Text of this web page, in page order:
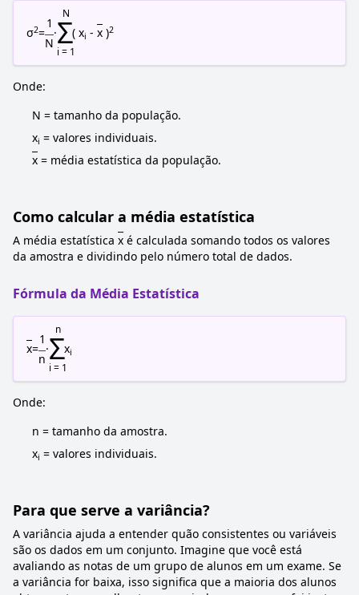
σ2=
1
N
·
N
Σ
i = 1
( xi - x )2
Onde:
N = tamanho da população.
xi = valores individuais.
x = média estatística da população.
Como calcular a média estatística
A média estatística x é calculada somando todos os valores
da amostra e dividindo pelo número total de dados.
Fórmula da Média Estatística
x=
1
n
·
n
Σ
i = 1
xi
Onde:
n = tamanho da amostra.
xi = valores individuais.
Para que serve a variância?
A variância ajuda a entender quão consistentes ou variáveis
são os dados em um conjunto. Imagine que você está
avaliando as notas de um grupo de alunos em um exame. Se
a variância for baixa, isso significa que a maioria dos alunos